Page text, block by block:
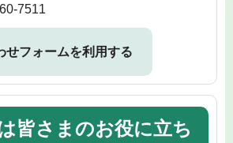
7511
せフォームを利用する
皆さまのお役に立ち